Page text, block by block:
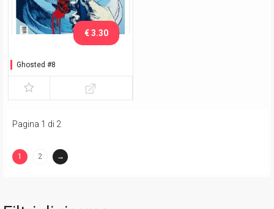
Ghosted #8
€ 3.30
Pagina 1 di 2
1
2 →